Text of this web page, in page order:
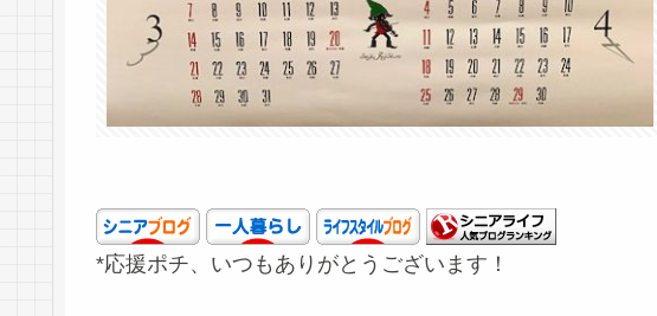
*応援ポチ、いつもありがとうございます！